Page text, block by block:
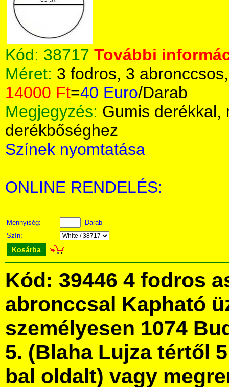
Kód: 38717 További
Méret: 3 fodros, 3
14000 Ft=40 Euro/Darab
Megjegyzés: Gumis derékkal,
derékbőséghez
Színek nyomtatása
ONLINE RENDELÉS:
Mennyiség:
Darab
Szín:
Kosárba
Kód: 39446 4 fodros
abronccsal Kapható
személyesen 1074
5. (Blaha Lujza tértől
bal oldalt) vagy